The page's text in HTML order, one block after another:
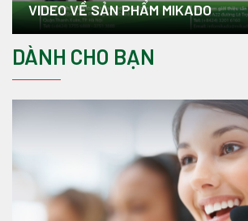
VIDEO VỀ SẢN PHẨM MIKADO
DÀNH CHO BẠN